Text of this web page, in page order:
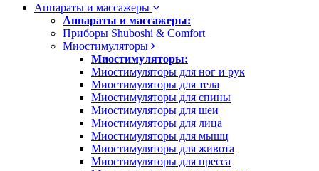
Аппараты и массажеры
Аппараты и массажеры:
Приборы Shuboshi & Comfort
Миостимуляторы
Миостимуляторы:
Миостимуляторы для ног и рук
Миостимуляторы для тела
Миостимуляторы для спины
Миостимуляторы для шеи
Миостимуляторы для лица
Миостимуляторы для мышц
Миостимуляторы для живота
Миостимуляторы для пресса